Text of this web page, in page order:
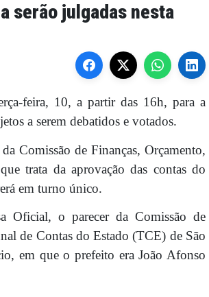
serão julgadas nesta
feira, 10, a partir das 16h, para a
a serem debatidos e votados.
Comissão de Finanças, Orçamento,
trata da aprovação das contas do
em turno único.
Oficial, o parecer da Comissão de
de Contas do Estado (TCE) de São
em que o prefeito era João Afonso